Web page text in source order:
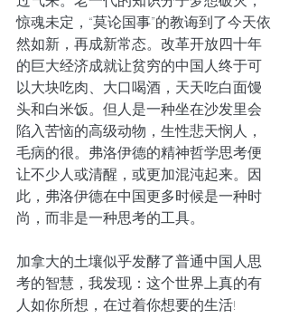
惊魂未定，“莫论国事”的教诲到了今天依
然如新，再成新常态。改革开放四十年
的巨大经济成就让贫穷的中国人终于可
以大块吃肉、大口喝酒，天天吃白面馒
头和白米饭。但人是一种坐在沙发里会
陷入苦恼的高级动物，生性悲天悯人，
毛病的很。弗洛伊德的精神哲学思考便
让不少人或清醒，或更加混沌起来。因
此，弗洛伊德在中国更多时候是一种时
尚，而非是一种思考的工具。
加拿大的土壤似乎发酵了普通中国人思
考的智慧，我发现：这个世界上真的有
人如你所想，在过着你想要的生活!